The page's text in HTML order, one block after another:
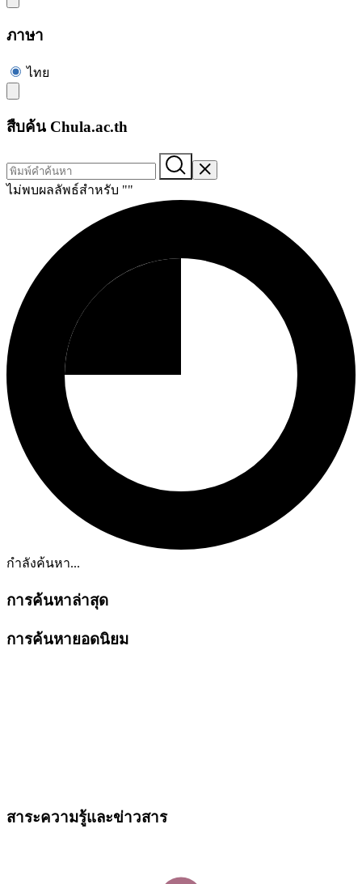
ภาษา
ไทย
สืบค้น Chula.ac.th
ไม่พบผลลัพธ์สำหรับ ""
กำลังค้นหา...
การค้นหาล่าสุด
การค้นหายอดนิยม
สาระความรู้และข่าวสาร